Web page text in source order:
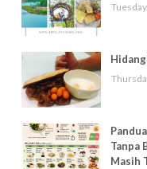
Tanpa
Masih